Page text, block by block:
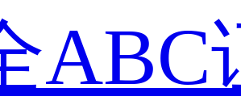
ABC